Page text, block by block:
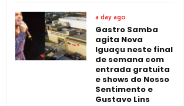
a day ago
Gastro Samba
agita Nova
Iguaçu neste final
de semana com
entrada gratuita
e shows do Nosso
Sentimento e
Gustavo Lins